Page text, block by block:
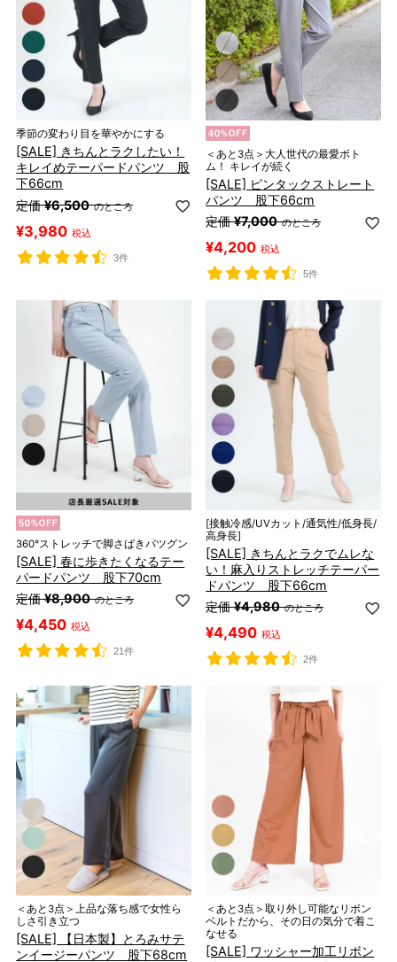
季節の変わり目を華やかにする
[SALE] きちんとラクしたい！
キレイめテーパードパンツ 股
下66cm
定価 ¥6,500 のところ
¥3,980 税込
3件
＜あと3点＞大人世代の最愛ボト
ム！ キレイが続く
[SALE] ピンタックストレート
パンツ 股下66cm
定価 ¥7,000 のところ
¥4,200 税込
5件
360°ストレッチで脚さばきバツグン
[SALE] 春に歩きたくなるテー
パードパンツ 股下70cm
定価 ¥8,900 のところ
¥4,450 税込
21件
[接触冷感/UVカット/通気性/低身長/
高身長]
[SALE] きちんとラクでムレな
い！麻入りストレッチテーパー
ドパンツ 股下66cm
定価 ¥4,980 のところ
¥4,490 税込
2件
＜あと3点＞上品な落ち感で女性ら
しさ引き立つ
[SALE] 【日本製】とろみサテ
ンイージーパンツ 股下68cm
＜あと3点＞取り外し可能なリボン
ベルトだから、その日の気分で着こ
なせる
[SALE] ワッシャー加工リボン